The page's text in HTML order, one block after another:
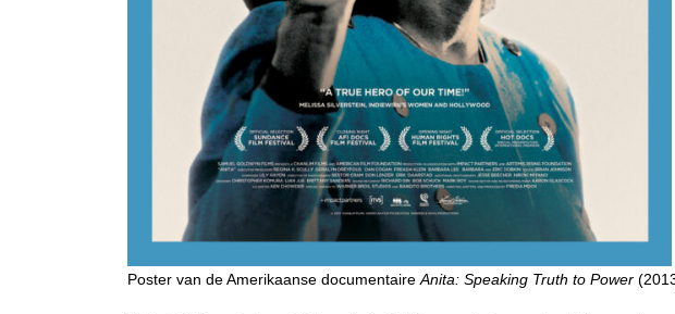
Poster van de Amerikaanse documentaire Anita: Speaking Truth to Power